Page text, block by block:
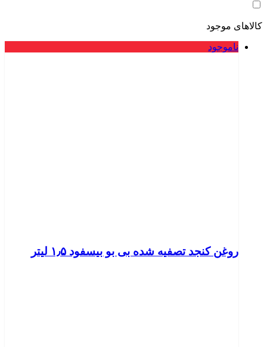
کالاهای موجود
ناموجود
روغن کنجد تصفیه شده بی بو بیسفود ۱٫۵ لیتر